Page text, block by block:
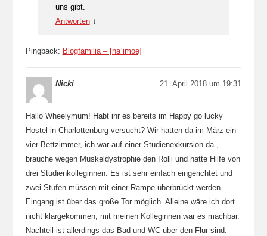
uns gibt.
Antworten ↓
Pingback: Blogfamilia – [na​​ˈ​imo​​​e]
Nicki 21. April 2018 um 19:31
Hallo Wheelymum! Habt ihr es bereits im Happy go lucky
Hostel in Charlottenburg versucht? Wir hatten da im März ein
vier Bettzimmer, ich war auf einer Studienexkursion da ,
brauche wegen Muskeldystrophie den Rolli und hatte Hilfe von
drei Studienkolleginnen. Es ist sehr einfach eingerichtet und
zwei Stufen müssen mit einer Rampe überbrückt werden.
Eingang ist über das große Tor möglich. Alleine wäre ich dort
nicht klargekommen, mit meinen Kolleginnen war es machbar.
Nachteil ist allerdings das Bad und WC über den Flur sind.